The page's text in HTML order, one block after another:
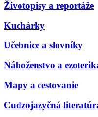
Životopisy a reportáže
Kuchárky
Učebnice a slovníky
Náboženstvo a
Mapy a cestovanie
Cudzojazyčná